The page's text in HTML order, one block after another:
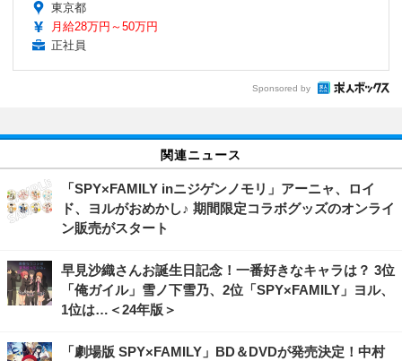
東京都
月給28万円～50万円
正社員
Sponsored by
関連ニュース
「SPY×FAMILY inニジゲンノモリ」アーニャ、ロイ
ド、ヨルがおめかし♪ 期間限定コラボグッズのオンライ
ン販売がスタート
早見沙織さんお誕生日記念！一番好きなキャラは？ 3位
「俺ガイル」雪ノ下雪乃、2位「SPY×FAMILY」ヨル、
1位は…＜24年版＞
「劇場版 SPY×FAMILY」BD＆DVDが発売決定！中村